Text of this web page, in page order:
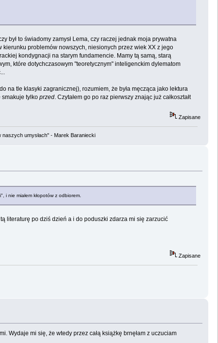
był to świadomy zamysł Lema, czy raczej jednak moja prywatna
kierunku problemów nowszych, niesionych przez wiek XX z jego
kondygnacji na starym fundamencie. Mamy tą samą, starą
które dotychczasowym "teoretycznym" inteligenckim dylematom
na tle klasyki zagranicznej), rozumiem, że była męcząca jako lektura
smakuje tylko przed. Czytałem go po raz pierwszy znając już całkoształt
Zapisane
umysłach" - Marek Baraniecki
i nie miałem kłopotów z odbiorem.
literaturę po dziś dzień a i do poduszki zdarza mi się zarzucić
Zapisane
Wydaje mi się, że wtedy przez całą książkę brnęłam z uczuciam